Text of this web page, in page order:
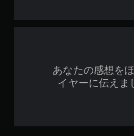
あなたの感想を
イヤーに伝えま